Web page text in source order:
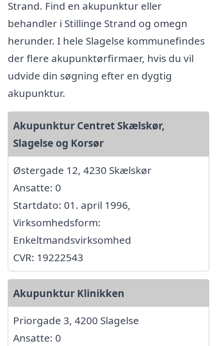
Strand. Find en akupunktur eller
behandler i Stillinge Strand og omegn
herunder. I hele Slagelse kommunefindes
der flere akupunktørfirmaer, hvis du vil
udvide din søgning efter en dygtig
akupunktur.
Akupunktur Centret Skælskør,
Slagelse og Korsør
Østergade 12, 4230 Skælskør
Ansatte: 0
Startdato: 01. april 1996,
Virksomhedsform:
Enkeltmandsvirksomhed
CVR: 19222543
Akupunktur Klinikken
Priorgade 3, 4200 Slagelse
Ansatte: 0